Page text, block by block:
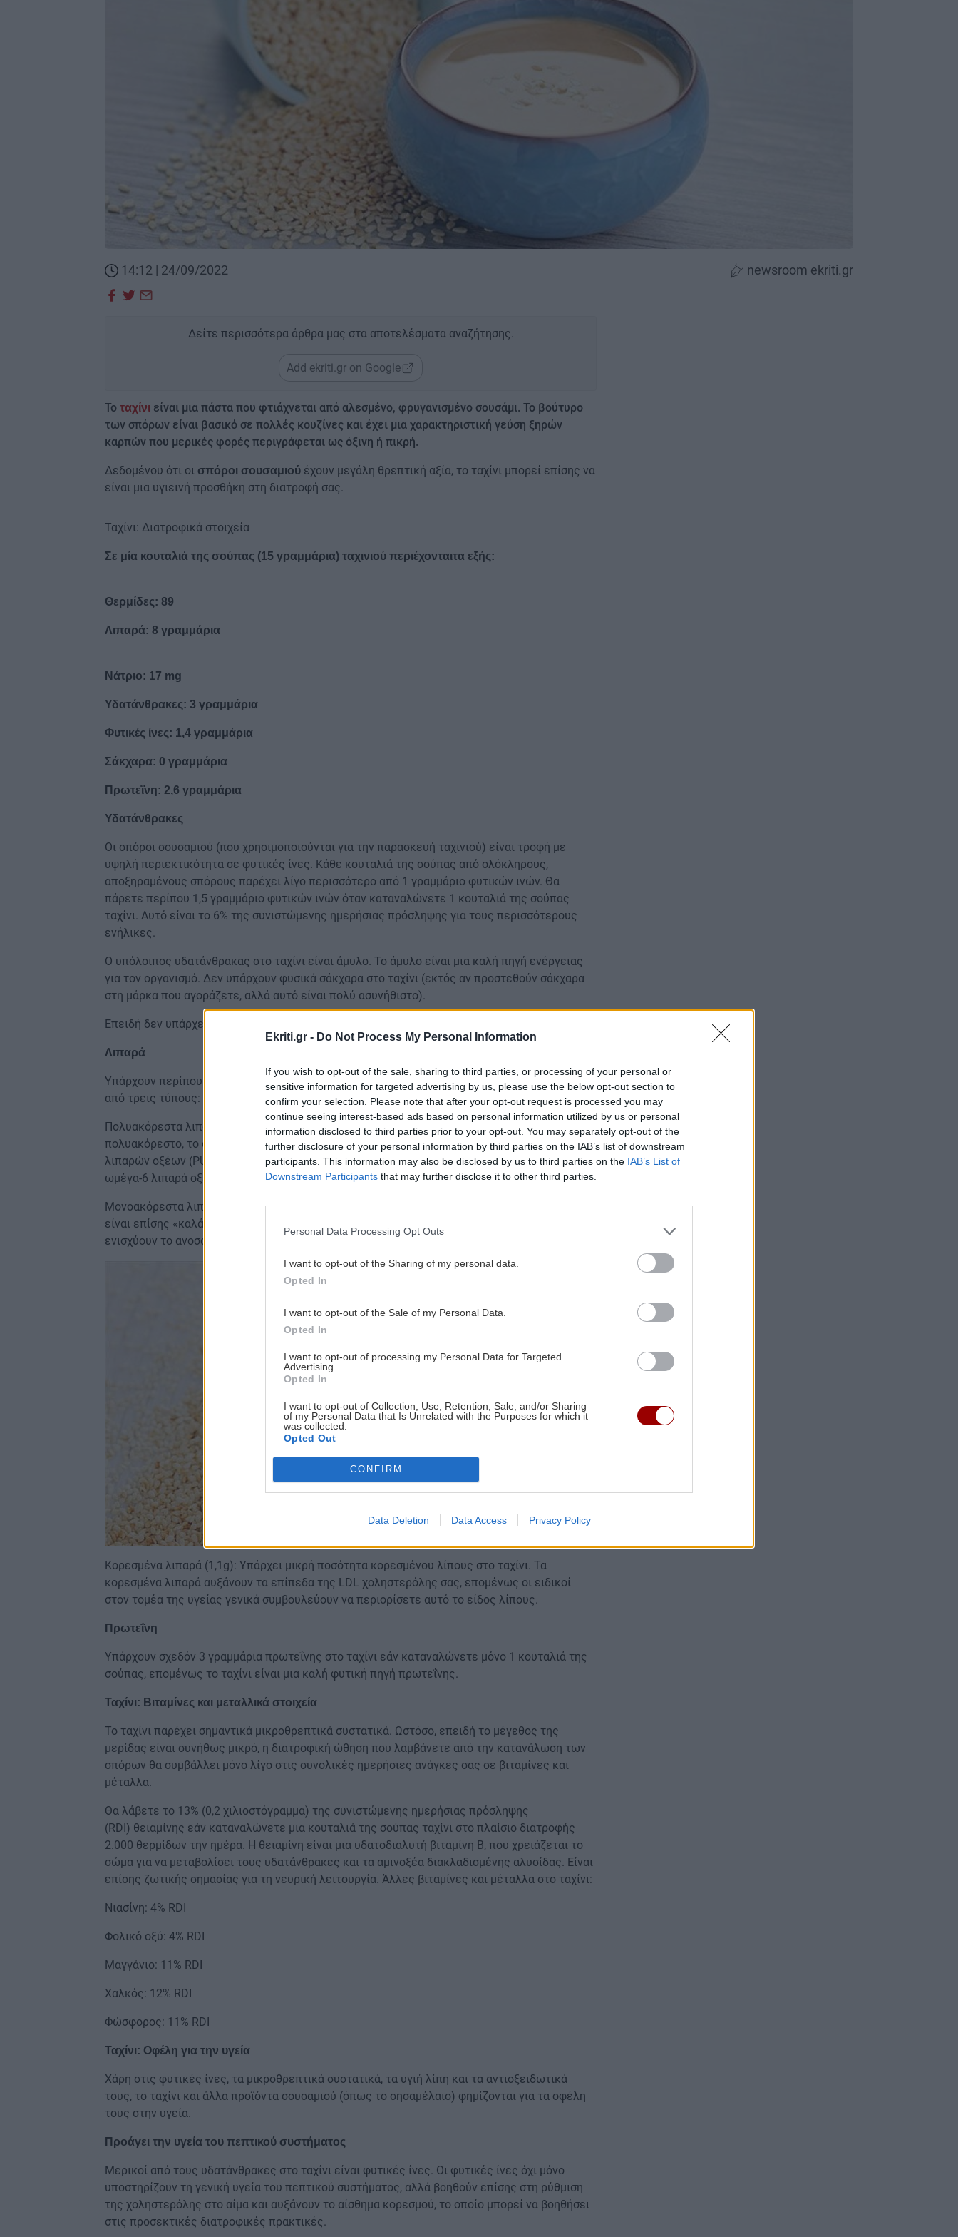
Ekriti.gr - Do Not Process My Personal Information
If you wish to opt-out of the sale, sharing to third parties, or processing of your personal or
sensitive information for targeted advertising by us, please use the below opt-out section to
confirm your selection. Please note that after your opt-out request is processed you may
continue seeing interest-based ads based on personal information utilized by us or personal
information disclosed to third parties prior to your opt-out. You may separately opt-out of the
further disclosure of your personal information by third parties on the IAB’s list of downstream
participants. This information may also be disclosed by us to third parties on the IAB’s List of
Downstream Participants that may further disclose it to other third parties.
Personal Data Processing Opt Outs
I want to opt-out of the Sharing of my personal data.
Opted In
I want to opt-out of the Sale of my Personal Data.
Opted In
I want to opt-out of processing my Personal Data for Targeted
Advertising.
Opted In
I want to opt-out of Collection, Use, Retention, Sale, and/or Sharing
of my Personal Data that Is Unrelated with the Purposes for which it
was collected.
Opted Out
CONFIRM
Data Deletion Data Access Privacy Policy
14:12 | 24/09/2022 newsroom ekriti.gr
Δείτε περισσότερα άρθρα μας στα αποτελέσματα αναζήτησης.
Add ekriti.gr on Google
Το ταχίνι είναι μια πάστα που φτιάχνεται από αλεσμένο, φρυγανισμένο σουσάμι. Το βούτυρο
των σπόρων είναι βασικό σε πολλές κουζίνες και έχει μια χαρακτηριστική γεύση ξηρών
καρπών που μερικές φορές περιγράφεται ως όξινη ή πικρή.
Δεδομένου ότι οι σπόροι σουσαμιού έχουν μεγάλη θρεπτική αξία, το ταχίνι μπορεί επίσης να
είναι μια υγιεινή προσθήκη στη διατροφή σας.
Ταχίνι: Διατροφικά στοιχεία
Σε μία κουταλιά της σούπας (15 γραμμάρια) ταχινιού περιέχονταιτα εξής:
Θερμίδες: 89
Λιπαρά: 8 γραμμάρια
Νάτριο: 17 mg
Υδατάνθρακες: 3 γραμμάρια
Φυτικές ίνες: 1,4 γραμμάρια
Σάκχαρα: 0 γραμμάρια
Πρωτεΐνη: 2,6 γραμμάρια
Υδατάνθρακες
Οι σπόροι σουσαμιού (που χρησιμοποιούνται για την παρασκευή ταχινιού) είναι τροφή με
υψηλή περιεκτικότητα σε φυτικές ίνες. Κάθε κουταλιά της σούπας από ολόκληρους,
αποξηραμένους σπόρους παρέχει λίγο περισσότερο από 1 γραμμάριο φυτικών ινών. Θα
πάρετε περίπου 1,5 γραμμάριο φυτικών ινών όταν καταναλώνετε 1 κουταλιά της σούπας
ταχίνι. Αυτό είναι το 6% της συνιστώμενης ημερήσιας πρόσληψης για τους περισσότερους
ενήλικες.
Ο υπόλοιπος υδατάνθρακας στο ταχίνι είναι άμυλο. Το άμυλο είναι μια καλή πηγή ενέργειας
για τον οργανισμό. Δεν υπάρχουν φυσικά σάκχαρα στο ταχίνι (εκτός αν προστεθούν σάκχαρα
στη μάρκα που αγοράζετε, αλλά αυτό είναι πολύ ασυνήθιστο).
Επειδή δεν υπάρχει ζάχαρη στο ταχίνι, το εκτιμώμενο γλυκαιμικό του φορτίο είναι μηδενικό.
Λιπαρά
Υπάρχουν περίπου 8 γραμμάρια λίπους σε μια κουταλιά της σούπας ταχίνι, που αποτελείται
από τρεις τύπους:
Πολυακόρεστα λιπαρά (3,5g): Το μεγαλύτερο μέρος του λίπους στο ταχίνι είναι
πολυακόρεστο, το οποίο θεωρείται «καλό» λίπος. Υπάρχουν διάφορα είδη πολυακόρεστων
λιπαρών οξέων (PUFAs) και το ταχίνι περιέχει δύο από αυτά: ωμέγα-3 λιπαρά οξέα και
ωμέγα-6 λιπαρά οξέα.
Μονοακόρεστα λιπαρά (3,04 g): Τα μονοακόρεστα λίπη βρίσκονται σε φυτικές τροφές και
είναι επίσης «καλά» λιπαρά που βοηθούν στην ανάπτυξη και διατήρηση υγιών κυττάρων,
ενισχύουν το ανοσοποιητικό σύστημα και προάγουν την υγιή όραση.
Κορεσμένα λιπαρά (1,1g): Υπάρχει μικρή ποσότητα κορεσμένου λίπους στο ταχίνι. Τα
κορεσμένα λιπαρά αυξάνουν τα επίπεδα της LDL χοληστερόλης σας, επομένως οι ειδικοί
στον τομέα της υγείας γενικά συμβουλεύουν να περιορίσετε αυτό το είδος λίπους.
Πρωτεΐνη
Υπάρχουν σχεδόν 3 γραμμάρια πρωτεΐνης στο ταχίνι εάν καταναλώνετε μόνο 1 κουταλιά της
σούπας, επομένως το ταχίνι είναι μια καλή φυτική πηγή πρωτεΐνης.
Ταχίνι: Βιταμίνες και μεταλλικά στοιχεία
Το ταχίνι παρέχει σημαντικά μικροθρεπτικά συστατικά. Ωστόσο, επειδή το μέγεθος της
μερίδας είναι συνήθως μικρό, η διατροφική ώθηση που λαμβάνετε από την κατανάλωση των
σπόρων θα συμβάλλει μόνο λίγο στις συνολικές ημερήσιες ανάγκες σας σε βιταμίνες και
μέταλλα.
Θα λάβετε το 13% (0,2 χιλιοστόγραμμα) της συνιστώμενης ημερήσιας πρόσληψης
(RDI) θειαμίνης εάν καταναλώνετε μια κουταλιά της σούπας ταχίνι στο πλαίσιο διατροφής
2.000 θερμίδων την ημέρα. Η θειαμίνη είναι μια υδατοδιαλυτή βιταμίνη Β, που χρειάζεται το
σώμα για να μεταβολίσει τους υδατάνθρακες και τα αμινοξέα διακλαδισμένης αλυσίδας. Είναι
επίσης ζωτικής σημασίας για τη νευρική λειτουργία. Άλλες βιταμίνες και μέταλλα στο ταχίνι:
Νιασίνη: 4% RDI
Φολικό οξύ: 4% RDI
Μαγγάνιο: 11% RDI
Χαλκός: 12% RDI
Φώσφορος: 11% RDI
Ταχίνι: Οφέλη για την υγεία
Χάρη στις φυτικές ίνες, τα μικροθρεπτικά συστατικά, τα υγιή λίπη και τα αντιοξειδωτικά
τους, το ταχίνι και άλλα προϊόντα σουσαμιού (όπως το σησαμέλαιο) φημίζονται για τα οφέλη
τους στην υγεία.
Προάγει την υγεία του πεπτικού συστήματος
Μερικοί από τους υδατάνθρακες στο ταχίνι είναι φυτικές ίνες. Οι φυτικές ίνες όχι μόνο
υποστηρίζουν τη γενική υγεία του πεπτικού συστήματος, αλλά βοηθούν επίσης στη ρύθμιση
της χοληστερόλης στο αίμα και αυξάνουν το αίσθημα κορεσμού, το οποίο μπορεί να βοηθήσει
στις προσεκτικές διατροφικές πρακτικές.